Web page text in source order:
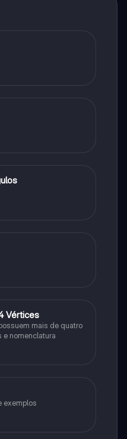
Vértices
mais de quatro
nomenclatura
exemplos